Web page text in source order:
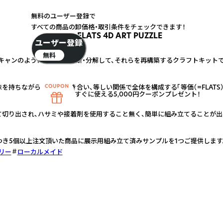
FLATS 4D ART PUZZLE
ャンのように輪切状に切断・分解して、それらを再構築するクラフトキットで
ちながら、互いに響き合い、等しい関係で全体を構成する「等価（=FLATS
り出され、ハサミや接着剤を使用すること無く、簡単に組み立てることが出
5個以上注文頂いた商品に展示用組み立て済みサンプルを1つご提供します
ー
ローカルメイド
無料のユーザー登録で
すべての商品の卸価格・取引条件をチェックできます！
ユーザー登録
無料
すぐに使える5,000円クーポンプレゼント！